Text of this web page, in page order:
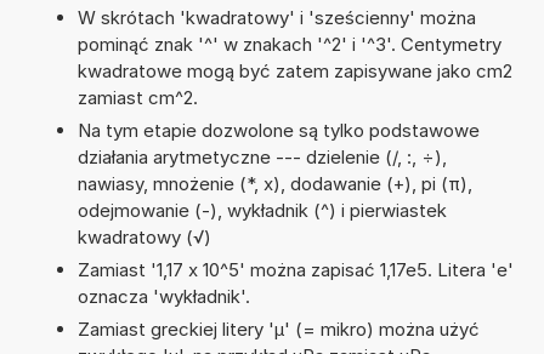
W skrótach 'kwadratowy' i 'sześcienny' można
pominąć znak '^' w znakach '^2' i '^3'. Centymetry
kwadratowe mogą być zatem zapisywane jako cm2
zamiast cm^2.
Na tym etapie dozwolone są tylko podstawowe
działania arytmetyczne --- dzielenie (/, :, ÷),
nawiasy, mnożenie (*, x), dodawanie (+), pi (π),
odejmowanie (-), wykładnik (^) i pierwiastek
kwadratowy (√)
Zamiast '1,17 x 10^5' można zapisać 1,17e5. Litera 'e'
oznacza 'wykładnik'.
Zamiast greckiej litery 'µ' (= mikro) można użyć